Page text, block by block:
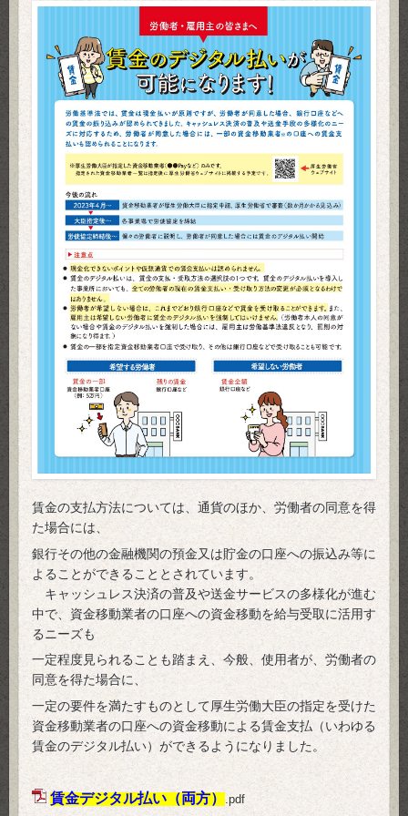
賃金の支払方法については、通貨のほか、労働者の同意を得
た場合には、
銀行その他の金融機関の預金又は貯金の口座への振込み等に
よることができることとされています。
キャッシュレス決済の普及や送金サービスの多様化が進む
中で、資金移動業者の口座への資金移動を給与受取に活用す
るニーズも
一定程度見られることも踏まえ、今般、使用者が、労働者の
同意を得た場合に、
一定の要件を満たすものとして厚生労働大臣の指定を受けた
資金移動業者の口座への資金移動による賃金支払（いわゆる
賃金のデジタル払い）ができるようになりました。
賃金デジタル払い（両方） .pdf